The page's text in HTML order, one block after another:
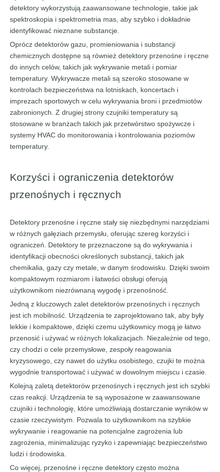
detektory wykorzystują zaawansowane technologie, takie jak
spektroskopia i spektrometria mas, aby szybko i dokładnie
identyfikować nieznane substancje.
Oprócz detektorów gazu, promieniowania i substancji
chemicznych dostępne są również detektory przenośne i ręczne
do innych celów, takich jak wykrywanie metali i pomiar
temperatury. Wykrywacze metali są szeroko stosowane w
kontrolach bezpieczeństwa na lotniskach, koncertach i
imprezach sportowych w celu wykrywania broni i przedmiotów
zabronionych. Z drugiej strony czujniki temperatury są
stosowane w branżach takich jak przetwórstwo spożywcze i
systemy HVAC do monitorowania i kontrolowania poziomów
temperatury.
Korzyści i ograniczenia detektorów
przenośnych i ręcznych
Detektory przenośne i ręczne stały się niezbędnymi narzędziami
w różnych gałęziach przemysłu, oferując szereg korzyści i
ograniczeń. Detektory te przeznaczone są do wykrywania i
identyfikacji obecności określonych substancji, takich jak
chemikalia, gazy czy metale, w danym środowisku. Dzięki swoim
kompaktowym rozmiarom i łatwości obsługi oferują
użytkownikom niezrównaną wygodę i przenośność.
Jedną z kluczowych zalet detektorów przenośnych i ręcznych
jest ich mobilność. Urządzenia te zaprojektowano tak, aby były
lekkie i kompaktowe, dzięki czemu użytkownicy mogą je łatwo
przenosić i używać w różnych lokalizacjach. Niezależnie od tego,
czy chodzi o cele przemysłowe, zespoły reagowania
kryzysowego, czy nawet do użytku osobistego, czujki te można
wygodnie transportować i używać w dowolnym miejscu i czasie.
Kolejną zaletą detektorów przenośnych i ręcznych jest ich szybki
czas reakcji. Urządzenia te są wyposażone w zaawansowane
czujniki i technologię, które umożliwiają dostarczanie wyników w
czasie rzeczywistym. Pozwala to użytkownikom na szybkie
wykrywanie i reagowanie na potencjalne zagrożenia lub
zagrożenia, minimalizując ryzyko i zapewniając bezpieczeństwo
ludzi i środowiska.
Co więcej, przenośne i ręczne detektory często można